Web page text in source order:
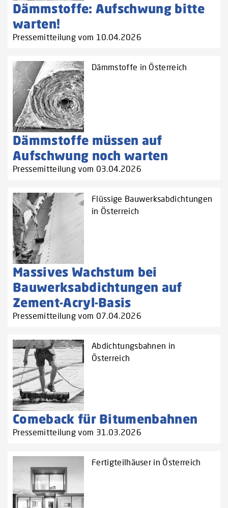
Dämmstoffe: Aufschwung bitte
warten!
Pressemitteilung vom 10.04.2026
Dämmstoffe in Österreich
Dämmstoffe müssen auf
Aufschwung noch warten
Pressemitteilung vom 03.04.2026
Flüssige Bauwerksabdichtungen
in Österreich
Massives Wachstum bei
Bauwerksabdichtungen auf
Zement-Acryl-Basis
Pressemitteilung vom 07.04.2026
Abdichtungsbahnen in
Österreich
Comeback für Bitumenbahnen
Pressemitteilung vom 31.03.2026
Fertigteilhäuser in Österreich